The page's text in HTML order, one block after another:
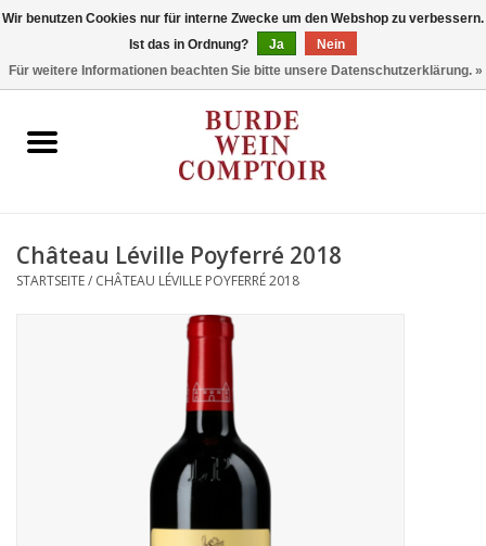
Stil
Château Léville Poyferré 2018
STARTSEITE/ CHÂTEAU LÉVILLE POYFERRÉ 2018
Wir benutzen Cookies nur für interne Zwecke um den Webshop zu verbessern.
Ist das in Ordnung?
Ja
Nein
Für weitere Informationen beachten Sie bitte unsere Datenschutzerklärung. »